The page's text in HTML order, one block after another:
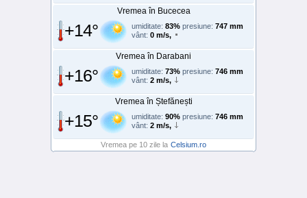
Vremea în Bucecea
+14° umiditate: 83% presiune: 747 mm
vânt: 0 m/s,
Vremea în Darabani
+16° umiditate: 73% presiune: 746 mm
vânt: 2 m/s,
Vremea în Ștefănești
+15° umiditate: 90% presiune: 746 mm
vânt: 2 m/s,
Vremea pe 10 zile la Celsium.ro